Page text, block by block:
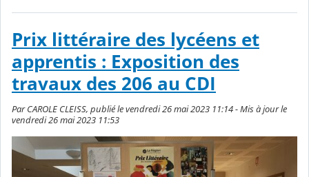
Prix littéraire des lycéens et
apprentis : Exposition des
travaux des 206 au CDI
Par CAROLE CLEISS, publié le vendredi 26 mai 2023 11:14 - Mis à jour le
vendredi 26 mai 2023 11:53